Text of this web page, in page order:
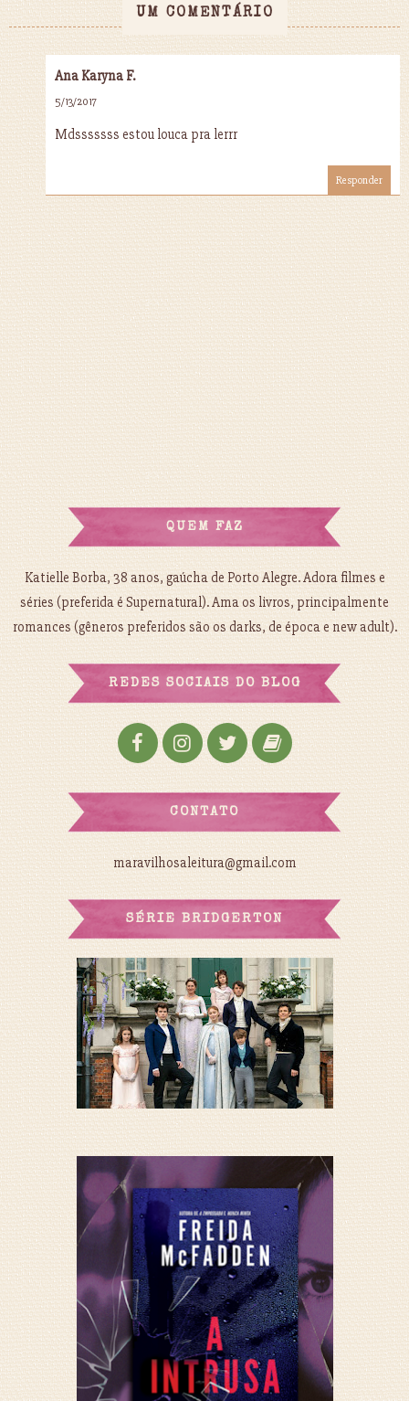
UM COMENTÁRIO
Ana Karyna F.
5/13/2017
Mdsssssss estou louca pra lerrr
Responder
QUEM FAZ
Katielle Borba, 38 anos, gaúcha de Porto Alegre. Adora filmes e
séries (preferida é Supernatural). Ama os livros, principalmente
romances (gêneros preferidos são os darks, de época e new adult).
REDES SOCIAIS DO BLOG
CONTATO
maravilhosaleitura@gmail.com
SÉRIE BRIDGERTON